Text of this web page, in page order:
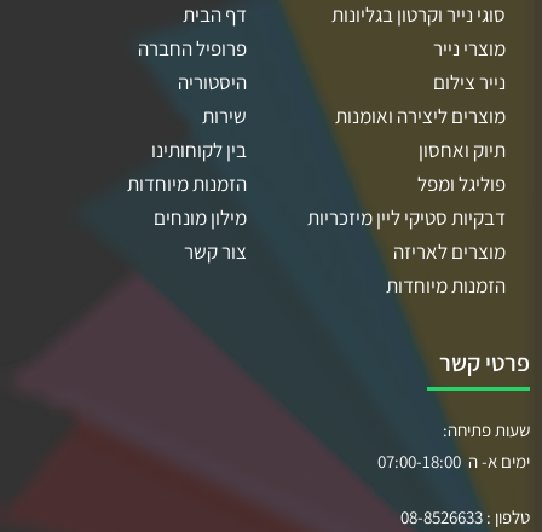
סוגי נייר וקרטון בגליונות
מוצרי נייר
נייר צילום
מוצרים ליצירה ואומנות
תיוק ואחסון
פוליגל ומפל
דבקיות סטיקי ליין מיזכריות
מוצרים לאריזה
הזמנות מיוחדות
דף הבית
פרופיל החברה
היסטוריה
שירות
בין לקוחותינו
הזמנות מיוחדות
מילון מונחים
צור קשר
פרטי קשר
שעות פתיחה:
ימים א- ה 07:00-18:00
טלפון : 08-8526633